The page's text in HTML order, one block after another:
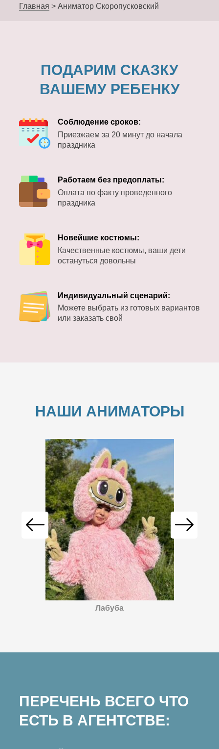
Главная > Аниматор Скоропусковский
ПОДАРИМ СКАЗКУ
ВАШЕМУ РЕБЕНКУ
Соблюдение сроков:
Приезжаем за 20 минут до начала
праздника
Работаем без предоплаты:
Оплата по факту проведенного
праздника
Новейшие костюмы:
Качественные костюмы, ваши дети
остануться довольны
Индивидуальный сценарий:
Можете выбрать из готовых вариантов
или заказать свой
НАШИ АНИМАТОРЫ
Лабуба
ПЕРЕЧЕНЬ ВСЕГО ЧТО
ЕСТЬ В АГЕНТСТВЕ: